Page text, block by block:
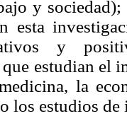
y
esta
y
estudian el
la
los estudios de